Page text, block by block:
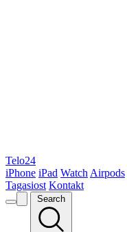
Telo24
iPhone iPad Watch Airpods
Tagasiost Kontakt
Search